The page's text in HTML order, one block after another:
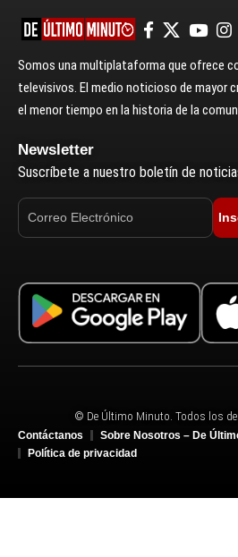
Somos una multiplataforma que ofrece
televisivos. El medio noticioso de mayor
el menor tiempo en la historia de la
Newsletter
Suscríbete a nuestro boletín de
© De Último Minuto. Todos los
Contáctanos
Sobre Nosotros – De
Política de privacidad